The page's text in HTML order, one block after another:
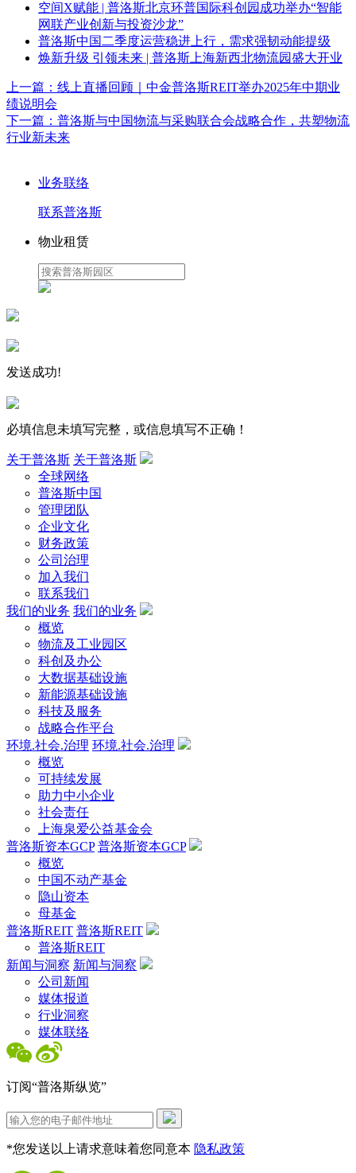
空间X赋能 | 普洛斯北京环普国际科创园成功举办“智能
网联产业创新与投资沙龙”
普洛斯中国二季度运营稳进上行，需求强韧动能提级
焕新升级 引领未来 | 普洛斯上海新西北物流园盛大开业
上一篇： 线上直播回顾｜中金普洛斯REIT举办2025年中期业
绩说明会
下一篇： 普洛斯与中国物流与采购联合会战略合作，共塑物流
行业新未来
业务联络
联系普洛斯
物业租赁
发送成功!
必填信息未填写完整，或信息填写不正确！
关于普洛斯 关于普洛斯
全球网络
普洛斯中国
管理团队
企业文化
财务政策
公司治理
加入我们
联系我们
我们的业务 我们的业务
概览
物流及工业园区
科创及办公
大数据基础设施
新能源基础设施
科技及服务
战略合作平台
环境.社会.治理 环境.社会.治理
概览
可持续发展
助力中小企业
社会责任
上海泉爱公益基金会
普洛斯资本GCP 普洛斯资本GCP
概览
中国不动产基金
隐山资本
母基金
普洛斯REIT 普洛斯REIT
普洛斯REIT
新闻与洞察 新闻与洞察
公司新闻
媒体报道
行业洞察
媒体联络
订阅“普洛斯纵览”
*您发送以上请求意味着您同意本 隐私政策